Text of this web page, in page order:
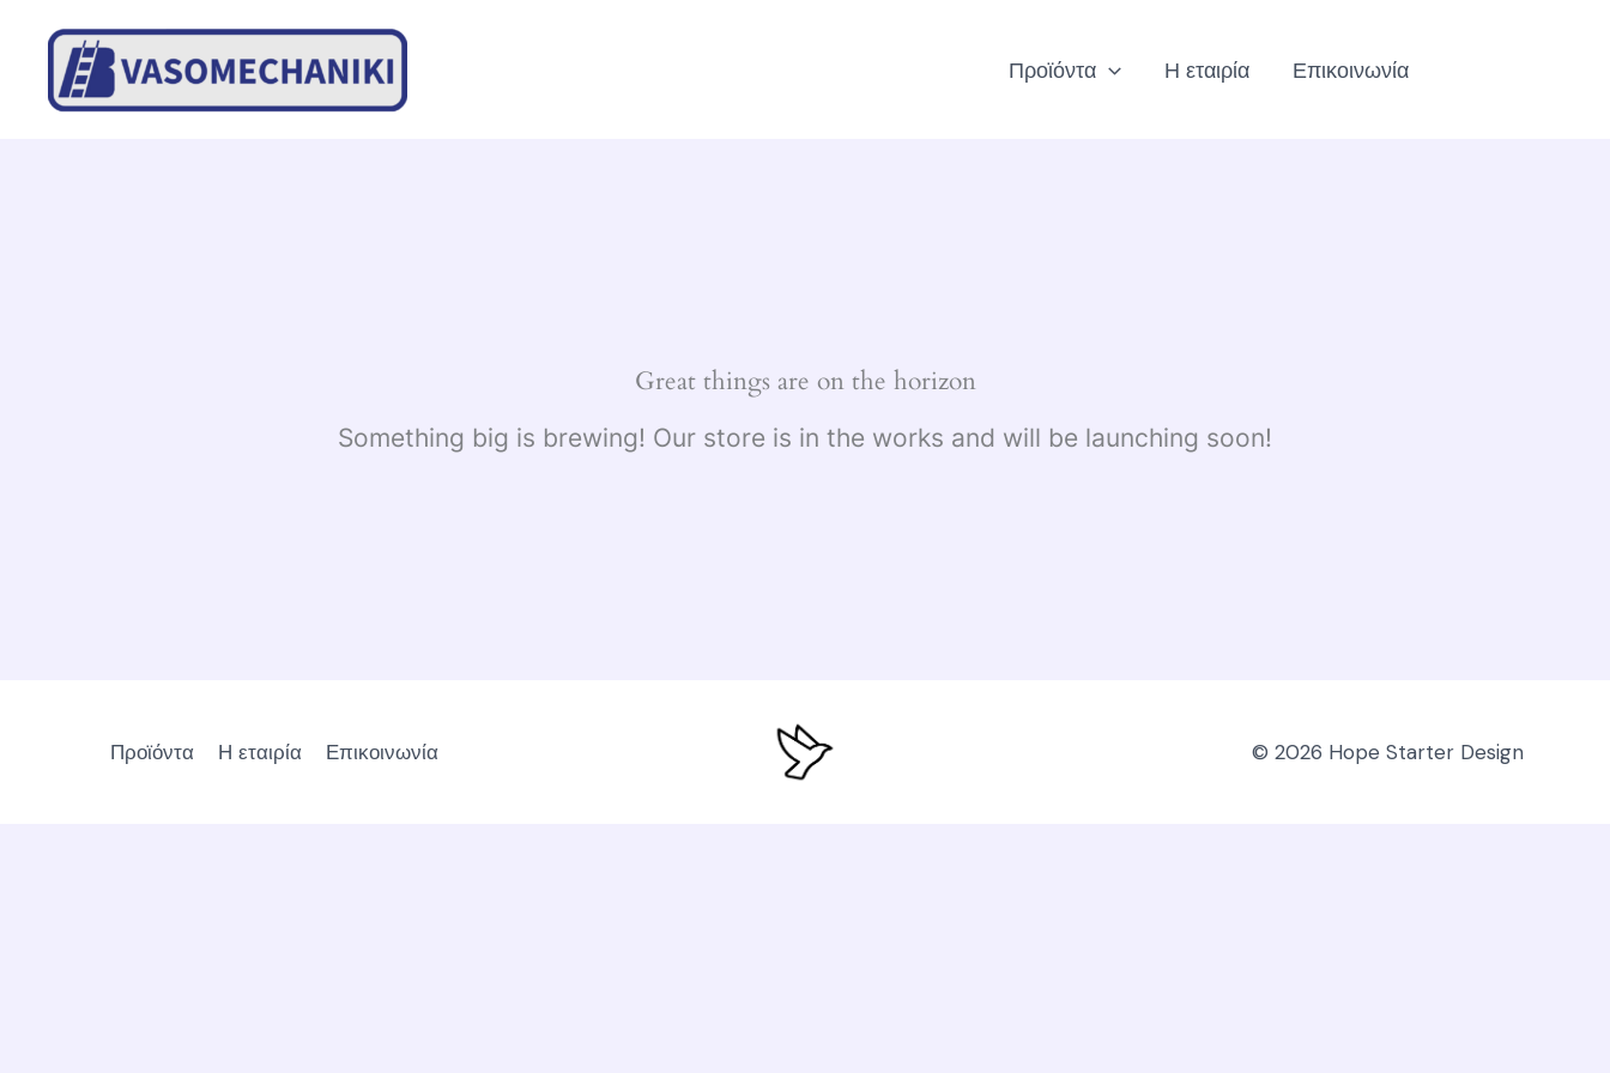
content
Προϊόντα Η εταιρία Επικοινωνία
Great things are on the horizon
Something big is brewing! Our store is in the works and will be launching soon!
Προϊόντα Η εταιρία Επικοινωνία © 2026 Hope Starter Design